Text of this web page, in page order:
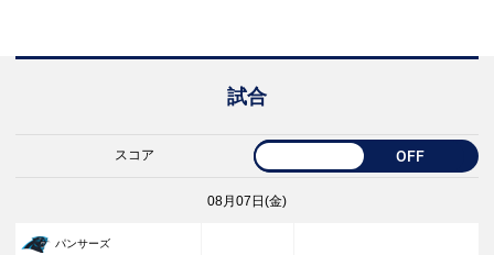
試合
スコア OFF
08月07日(金)
パンサーズ